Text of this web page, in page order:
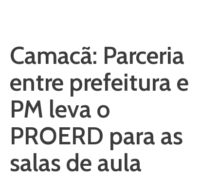
Camacã: Parceria
entre prefeitura e
PM leva o
PROERD para as
salas de aula